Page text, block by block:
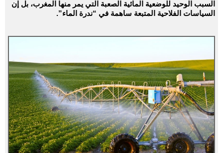
السبب الوحيد للوضعية المائية الصعبة التي يمر منها المغرب، بل إن
السياسات الفلاحية المتبعة ساهمة في “ندرة الماء”.